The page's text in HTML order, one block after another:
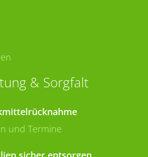
& Sorgfalt
und Termine